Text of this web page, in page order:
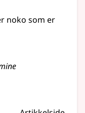
noko som er